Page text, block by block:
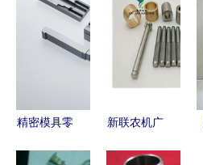
精密模具零
新联农机广